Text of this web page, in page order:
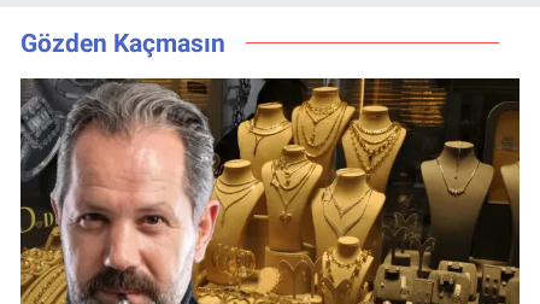
kutusundan
servet çıktı
Gözden Kaçmasın